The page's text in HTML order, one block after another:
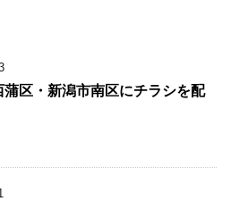
蒲区・新潟市南区にチラシを配